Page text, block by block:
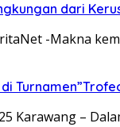
dari
-Makna
Karawang –